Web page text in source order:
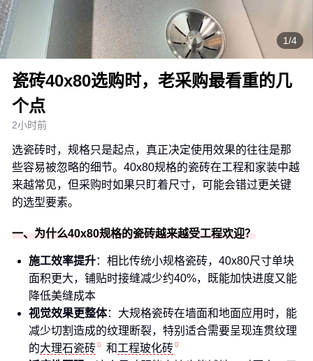
1/4
瓷砖40x80选购时，老采购最看重的几
个点
2小时前
选瓷砖时，规格只是起点，真正决定使用效果的往往是那
些容易被忽略的细节。40x80规格的瓷砖在工程和家装中越
来越常见，但采购时如果只盯着尺寸，可能会错过更关键
的选型要素。
一、为什么40x80规格的瓷砖越来越受工程欢迎？
施工效率提升：相比传统小规格瓷砖，40x80尺寸单块
面积更大，铺贴时接缝减少约40%，既能加快进度又能
降低美缝成本
视觉效果更整体：大规格瓷砖在墙面和地面应用时，能
减少切割造成的纹理断裂，特别适合需要呈现连贯纹理
的大理石瓷砖 和工程玻化砖